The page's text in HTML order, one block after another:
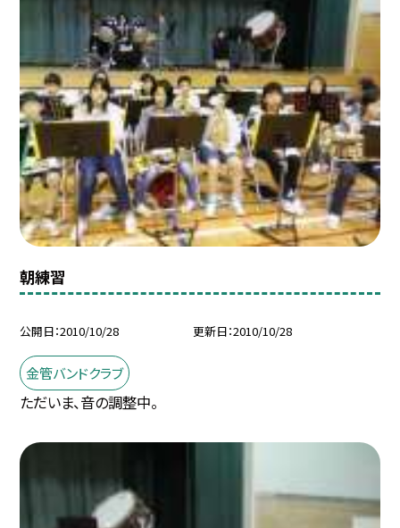
朝練習
公開日 2010/10/28 更新日 2010/10/28
金管バンドクラブ
ただいま、音の調整中。